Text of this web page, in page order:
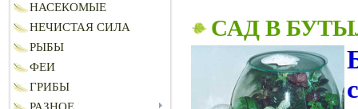
НАСЕКОМЫЕ
НЕЧИСТАЯ СИЛА
РЫБЫ
ФЕИ
ГРИБЫ
САД В